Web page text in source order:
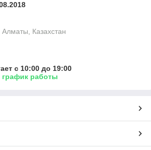
Казахстан
с 10:00 до 19:00
график работы